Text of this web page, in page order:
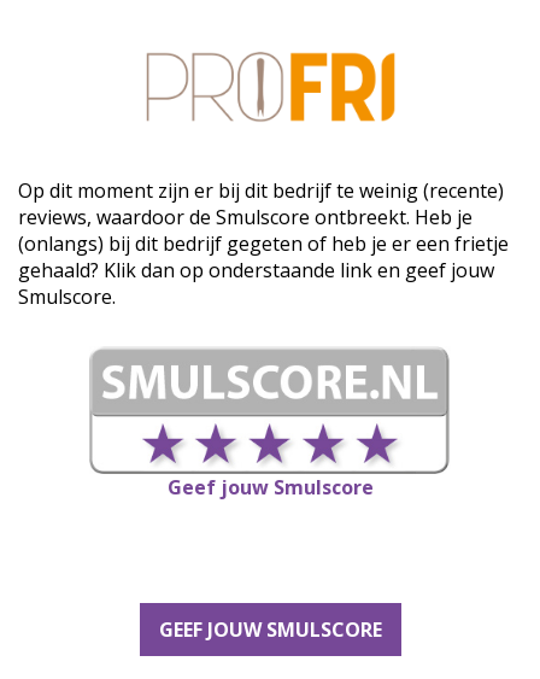
Op dit moment zijn er bij dit bedrijf te weinig (recente)
reviews, waardoor de Smulscore ontbreekt. Heb je
(onlangs) bij dit bedrijf gegeten of heb je er een frietje
gehaald? Klik dan op onderstaande link en geef jouw
Smulscore.
Geef jouw Smulscore
GEEF JOUW SMULSCORE